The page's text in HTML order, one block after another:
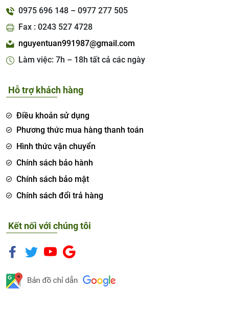
0975 696 148 – 0977 277 505
Fax : 0243 527 4728
nguyentuan991987@gmail.com
Làm việc: 7h – 18h tất cả các ngày
Hỗ trợ khách hàng
Điều khoản sử dụng
Phương thức mua hàng thanh toán
Hình thức vận chuyển
Chính sách bảo hành
Chính sách bảo mật
Chính sách đổi trả hàng
Kết nối với chúng tôi